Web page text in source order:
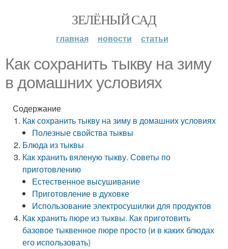
ЗЕЛЁНЫЙ САД
главная новости статьи
Как сохранить тыкву на зиму
в домашних условиях
Содержание
Как сохранить тыкву на зиму в домашних условиях
Полезные свойства тыквы
Блюда из тыквы
Как хранить вяленую тыкву. Советы по
приготовлению
Естественное высушивание
Приготовление в духовке
Использование электросушилки для продуктов
Как хранить пюре из тыквы. Как приготовить
базовое тыквенное пюре просто (и в каких блюдах
его использовать)